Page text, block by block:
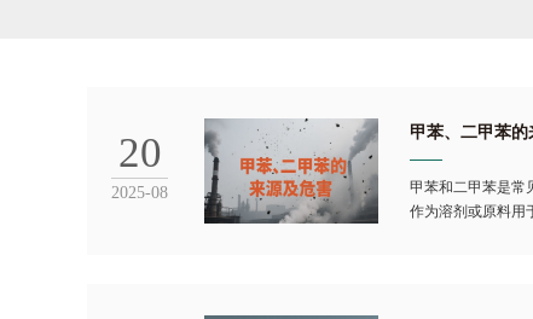
20
2025-08
甲苯、二甲苯
甲苯和二甲苯是常
作为溶剂或原料用